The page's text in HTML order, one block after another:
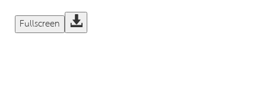
Fullscreen